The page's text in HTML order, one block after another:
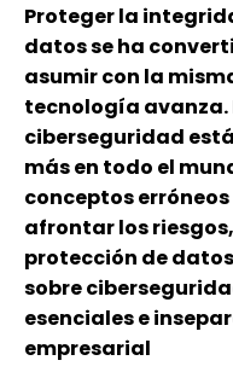
Proteger la
datos se ha
asumir con la
tecnología avanza.
ciberseguridad
más en todo el
conceptos
afrontar los
protección de
sobre
esenciales e
empresarial